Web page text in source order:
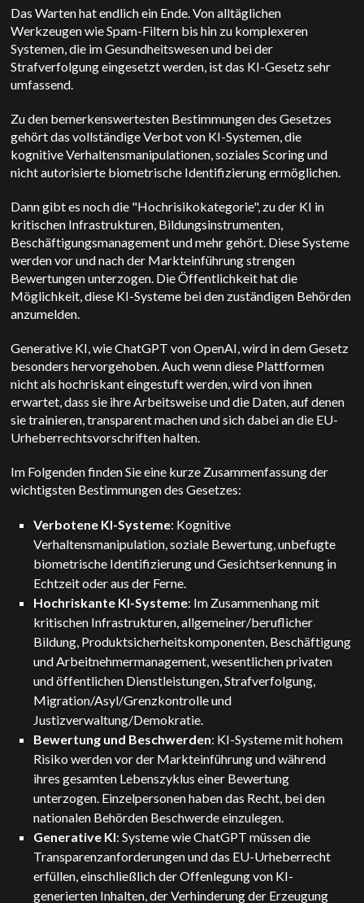
Das Warten hat endlich ein Ende. Von alltäglichen
Werkzeugen wie Spam-Filtern bis hin zu komplexeren
Systemen, die im Gesundheitswesen und bei der
Strafverfolgung eingesetzt werden, ist das KI-Gesetz sehr
umfassend.
Zu den bemerkenswertesten Bestimmungen des Gesetzes
gehört das vollständige Verbot von KI-Systemen, die
kognitive Verhaltensmanipulationen, soziales Scoring und
nicht autorisierte biometrische Identifizierung ermöglichen.
Dann gibt es noch die "Hochrisikokategorie", zu der KI in
kritischen Infrastrukturen, Bildungsinstrumenten,
Beschäftigungsmanagement und mehr gehört. Diese Systeme
werden vor und nach der Markteinführung strengen
Bewertungen unterzogen. Die Öffentlichkeit hat die
Möglichkeit, diese KI-Systeme bei den zuständigen Behörden
anzumelden.
Generative KI, wie ChatGPT von OpenAI, wird in dem Gesetz
besonders hervorgehoben. Auch wenn diese Plattformen
nicht als hochriskant eingestuft werden, wird von ihnen
erwartet, dass sie ihre Arbeitsweise und die Daten, auf denen
sie trainieren, transparent machen und sich dabei an die EU-
Urheberrechtsvorschriften halten.
Im Folgenden finden Sie eine kurze Zusammenfassung der
wichtigsten Bestimmungen des Gesetzes:
Verbotene KI-Systeme: Kognitive
Verhaltensmanipulation, soziale Bewertung, unbefugte
biometrische Identifizierung und Gesichtserkennung in
Echtzeit oder aus der Ferne.
Hochriskante KI-Systeme: Im Zusammenhang mit
kritischen Infrastrukturen, allgemeiner/beruflicher
Bildung, Produktsicherheitskomponenten, Beschäftigung
und Arbeitnehmermanagement, wesentlichen privaten
und öffentlichen Dienstleistungen, Strafverfolgung,
Migration/Asyl/Grenzkontrolle und
Justizverwaltung/Demokratie.
Bewertung und Beschwerden: KI-Systeme mit hohem
Risiko werden vor der Markteinführung und während
ihres gesamten Lebenszyklus einer Bewertung
unterzogen. Einzelpersonen haben das Recht, bei den
nationalen Behörden Beschwerde einzulegen.
Generative KI: Systeme wie ChatGPT müssen die
Transparenzanforderungen und das EU-Urheberrecht
erfüllen, einschließlich der Offenlegung von KI-
generierten Inhalten, der Verhinderung der Erzeugung